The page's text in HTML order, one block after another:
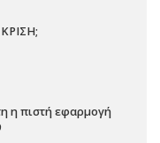
η πιστή εφαρμογή